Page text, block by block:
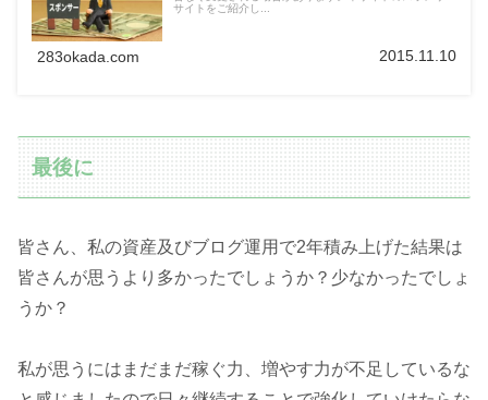
サイトをご紹介し...
283okada.com 2015.11.10
最後に
皆さん、私の資産及びブログ運用で2年積み上げた結果は
皆さんが思うより多かったでしょうか？少なかったでしょ
うか？
私が思うにはまだまだ稼ぐ力、増やす力が不足しているな